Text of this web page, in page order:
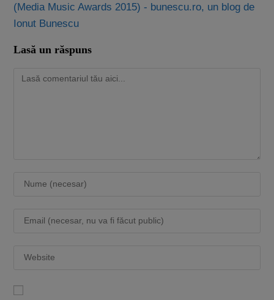
(Media Music Awards 2015) - bunescu.ro, un blog de
Ionut Bunescu
Lasă un răspuns